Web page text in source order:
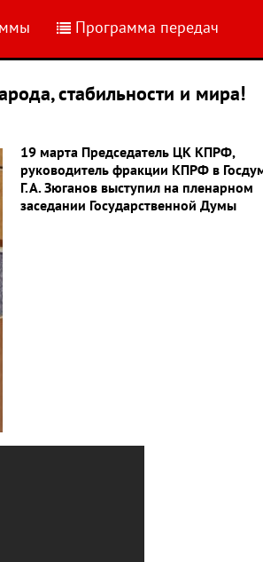
Программа передач
стабильности и мира!
19 марта Председатель ЦК КПРФ,
руководитель фракции КПРФ в
Г.А. Зюганов выступил на пленарном
заседании Государственной Думы